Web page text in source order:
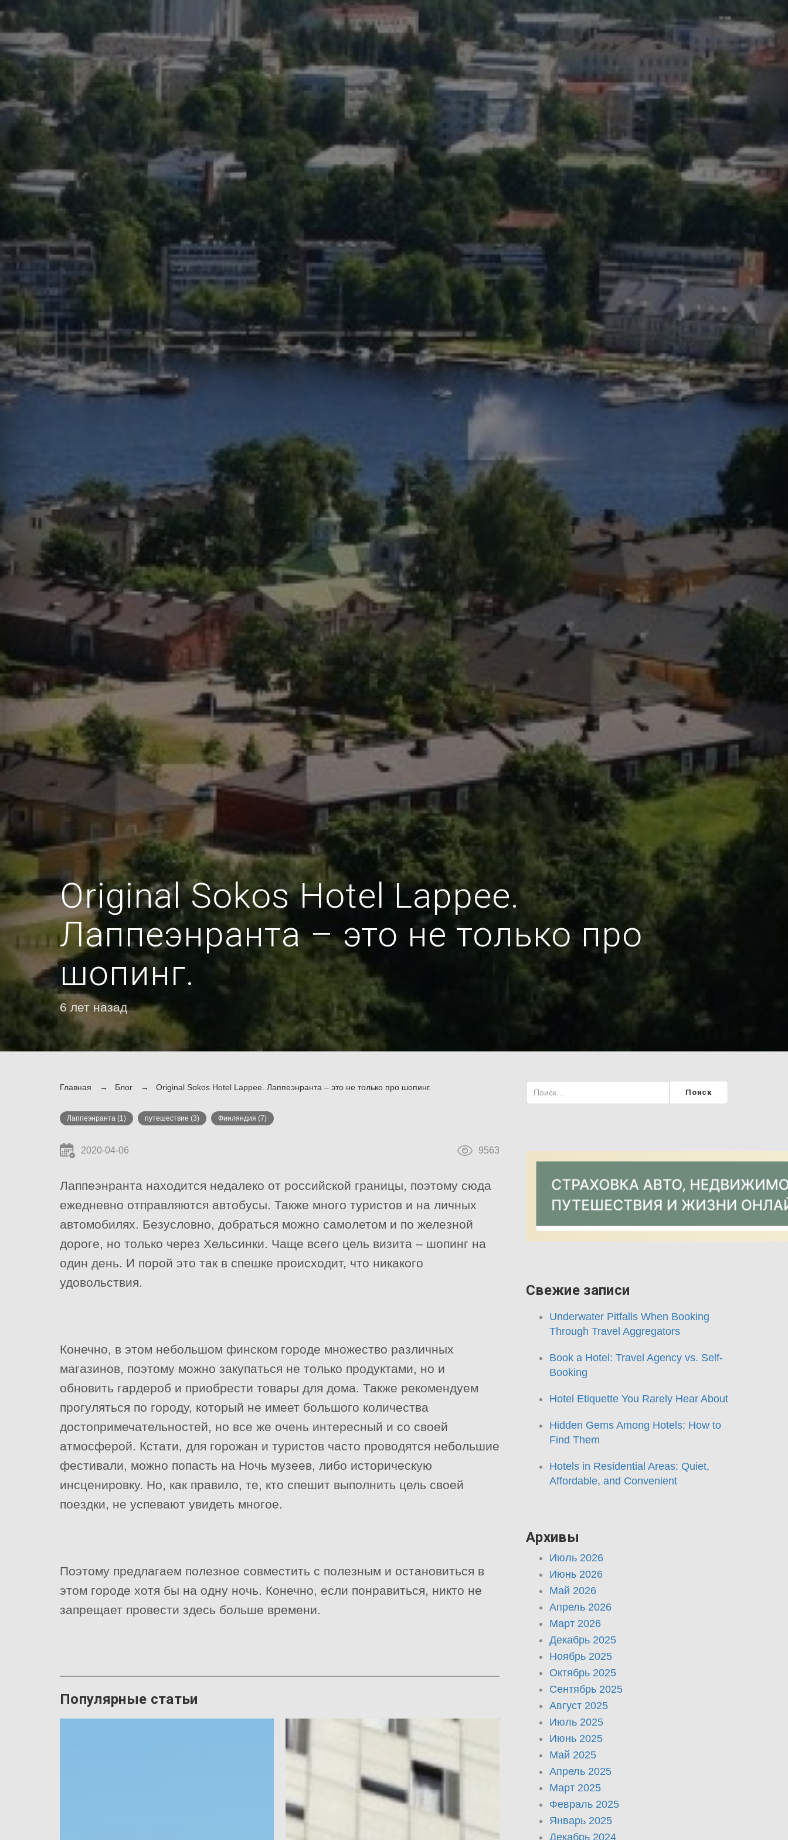
Original Sokos Hotel Lappee.
Лаппеэнранта – это не только про
шопинг.
6 лет назад
Главная Блог Original Sokos Hotel Lappee. Лаппеэнранта – это не только про шопинг.
Лаппеэнранта (1) путешествие (3) Финляндия (7)
2020-04-06 9563
Лаппеэнранта находится недалеко от российской границы, поэтому сюда
ежедневно отправляются автобусы. Также много туристов и на личных
автомобилях. Безусловно, добраться можно самолетом и по железной
дороге, но только через Хельсинки. Чаще всего цель визита – шопинг на
один день. И порой это так в спешке происходит, что никакого
удовольствия.
Конечно, в этом небольшом финском городе множество различных
магазинов, поэтому можно закупаться не только продуктами, но и
обновить гардероб и приобрести товары для дома. Также рекомендуем
прогуляться по городу, который не имеет большого количества
достопримечательностей, но все же очень интересный и со своей
атмосферой. Кстати, для горожан и туристов часто проводятся небольшие
фестивали, можно попасть на Ночь музеев, либо историческую
инсценировку. Но, как правило, те, кто спешит выполнить цель своей
поездки, не успевают увидеть многое.
Поэтому предлагаем полезное совместить с полезным и остановиться в
этом городе хотя бы на одну ночь. Конечно, если понравиться, никто не
запрещает провести здесь больше времени.
Популярные статьи
Свежие записи
Underwater Pitfalls When Booking
Through Travel Aggregators
Book a Hotel: Travel Agency vs. Self-
Booking
Hotel Etiquette You Rarely Hear About
Hidden Gems Among Hotels: How to
Find Them
Hotels in Residential Areas: Quiet,
Affordable, and Convenient
Архивы
Июль 2026
Июнь 2026
Май 2026
Апрель 2026
Март 2026
Декабрь 2025
Ноябрь 2025
Октябрь 2025
Сентябрь 2025
Август 2025
Июль 2025
Июнь 2025
Май 2025
Апрель 2025
Март 2025
Февраль 2025
Январь 2025
Декабрь 2024